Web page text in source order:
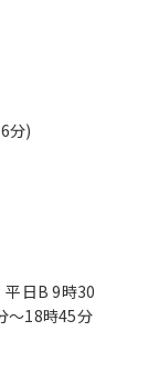
分)
日B 9時30
〜18時45分